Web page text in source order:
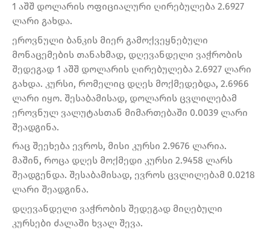
1 აშშ დოლარის ოფიციალური ღირებულება 2.6927
ლარი გახდა.
ეროვნული ბანკის მიერ გამოქვეყნებული
მონაცემების თანახმად, დღევანდელი ვაჭრობის
შედეგად 1 აშშ დოლარის ღირებულება 2.6927 ლარი
გახდა. კურსი, რომელიც დღეს მოქმედებდა, 2.6966
ლარი იყო. შესაბამისად, დოლარის ცვლილებამ
ეროვნულ ვალუტასთან მიმართებაში 0.0039 ლარი
შეადგინა.
რაც შეეხება ევროს, მისი კურსი 2.9676 ლარია.
მაშინ, როცა დღეს მოქმედი კურსი 2.9458 ლარს
შეადგენდა. შესაბამისად, ევროს ცვლილებამ 0.0218
ლარი შეადგინა.
დღევანდელი ვაჭრობის შედეგად მიღებული
კურსები ძალაში ხვალ შევა.